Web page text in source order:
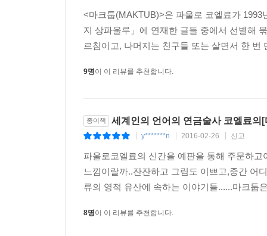
<마크툽(MAKTUB)>은 파울로 코엘료가
지 상파울루」에 연재한 글들 중에서 선별해
르침이고, 나머지는 친구들 또는 살면서 한
9명이 이 리뷰를 추천합니다.
종이책 세계인의 언어의 연금술사 코엘료의
y*******n 2016-02-26 신고
파울로코엘료의 신간을 예판을 통해 주문하
느낌이랄까..잔잔하고 그림도 이쁘고,중간 어
류의 영적 유산에 속하는 이야기들......마크툽
8명이 이 리뷰를 추천합니다.